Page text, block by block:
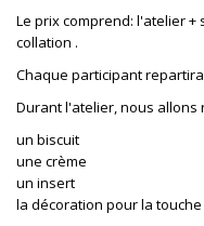
Le prix comprend: l'atelier
collation .
Chaque participant
Durant l'atelier, nous allons
un biscuit
une crème
un insert
la décoration pour la